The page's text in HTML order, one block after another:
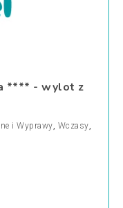
**** - wylot z
i Wyprawy, Wczasy,